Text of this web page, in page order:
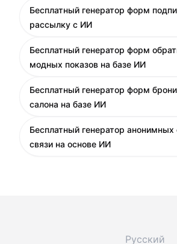
Бесплатный генератор форм
рассылку с ИИ
Бесплатный генератор форм
модных показов на базе ИИ
Бесплатный генератор форм
салона на базе ИИ
Бесплатный генератор
связи на основе ИИ